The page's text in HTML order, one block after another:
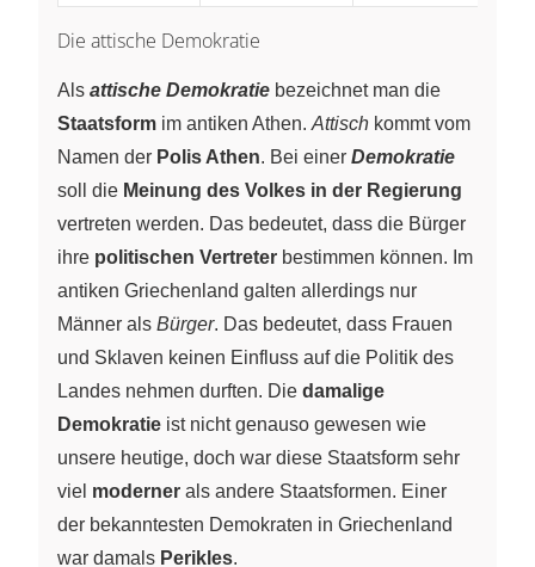
Die attische Demokratie
Als attische Demokratie bezeichnet man die
Staatsform im antiken Athen.Attisch kommt vom
Namen der Polis Athen. Bei einer Demokratie
soll die Meinung des Volkes in der Regierung
vertreten werden. Das bedeutet, dass die Bürger
ihre politischen Vertreter bestimmen können. Im
antiken Griechenland galten allerdings nur
Männer als Bürger. Das bedeutet, dass Frauen
und Sklaven keinen Einfluss auf die Politik des
Landes nehmen durften. Die damalige
Demokratie ist nicht genauso gewesen wie
unsere heutige, doch war diese Staatsform sehr
viel moderner als andere Staatsformen. Einer
der bekanntesten Demokraten in Griechenland
war damals Perikles.